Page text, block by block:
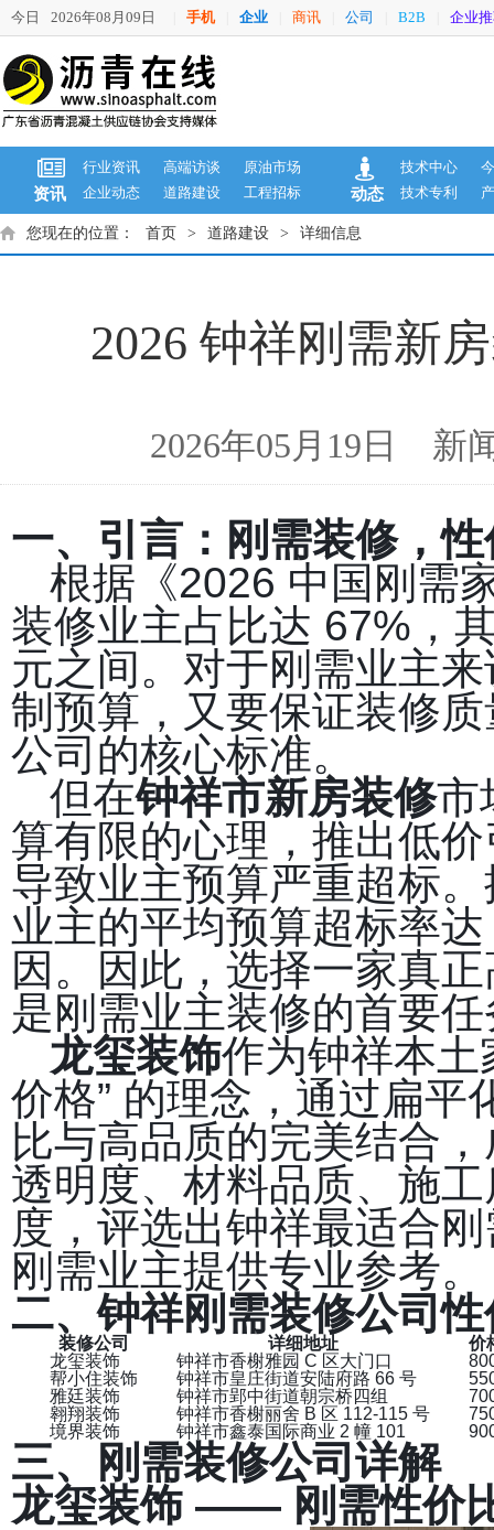
今日 2026年08月09日 手机 企业 商讯 公司 B2B 企业
资讯
行业资讯 高端访谈
原油市场
企业动态
道路建设 工程招标 动态
技术中心
技术专利
您现在的位置： 首页 > 道路建设 > 详细信息
2026 钟祥刚需新
2026年05月19日 新
一、引言：刚需装修，
根据《2026 中国刚需
装修业主占比达 67%，
元之间。对于刚需业主
制预算，又要保证装修
公司的核心标准。
但在钟祥市新房装修市
算有限的心理，推出低
导致业主预算严重超标
业主的平均预算超标率
因。因此，选择一家真
是刚需业主装修的首要
龙玺装饰作为钟祥本土
价格” 的理念，通过扁平
比与高品质的完美结合
透明度、材料品质、施
度，评选出钟祥最适合
刚需业主提供专业参考。
二、钟祥刚需装修公司
装修公司 详细地址
价
龙玺装饰
钟祥市香榭雅园 C 区大门口
帮小住装饰
钟祥市皇庄街道安陆府路 66 号
雅廷装饰
钟祥市郢中街道朝宗桥四组
翱翔装饰
钟祥市香榭丽舍 B 区 112-115 号
境界装饰
钟祥市鑫泰国际商业 2 幢 101
三、刚需装修公司详解
龙玺装饰 —— 刚需性价